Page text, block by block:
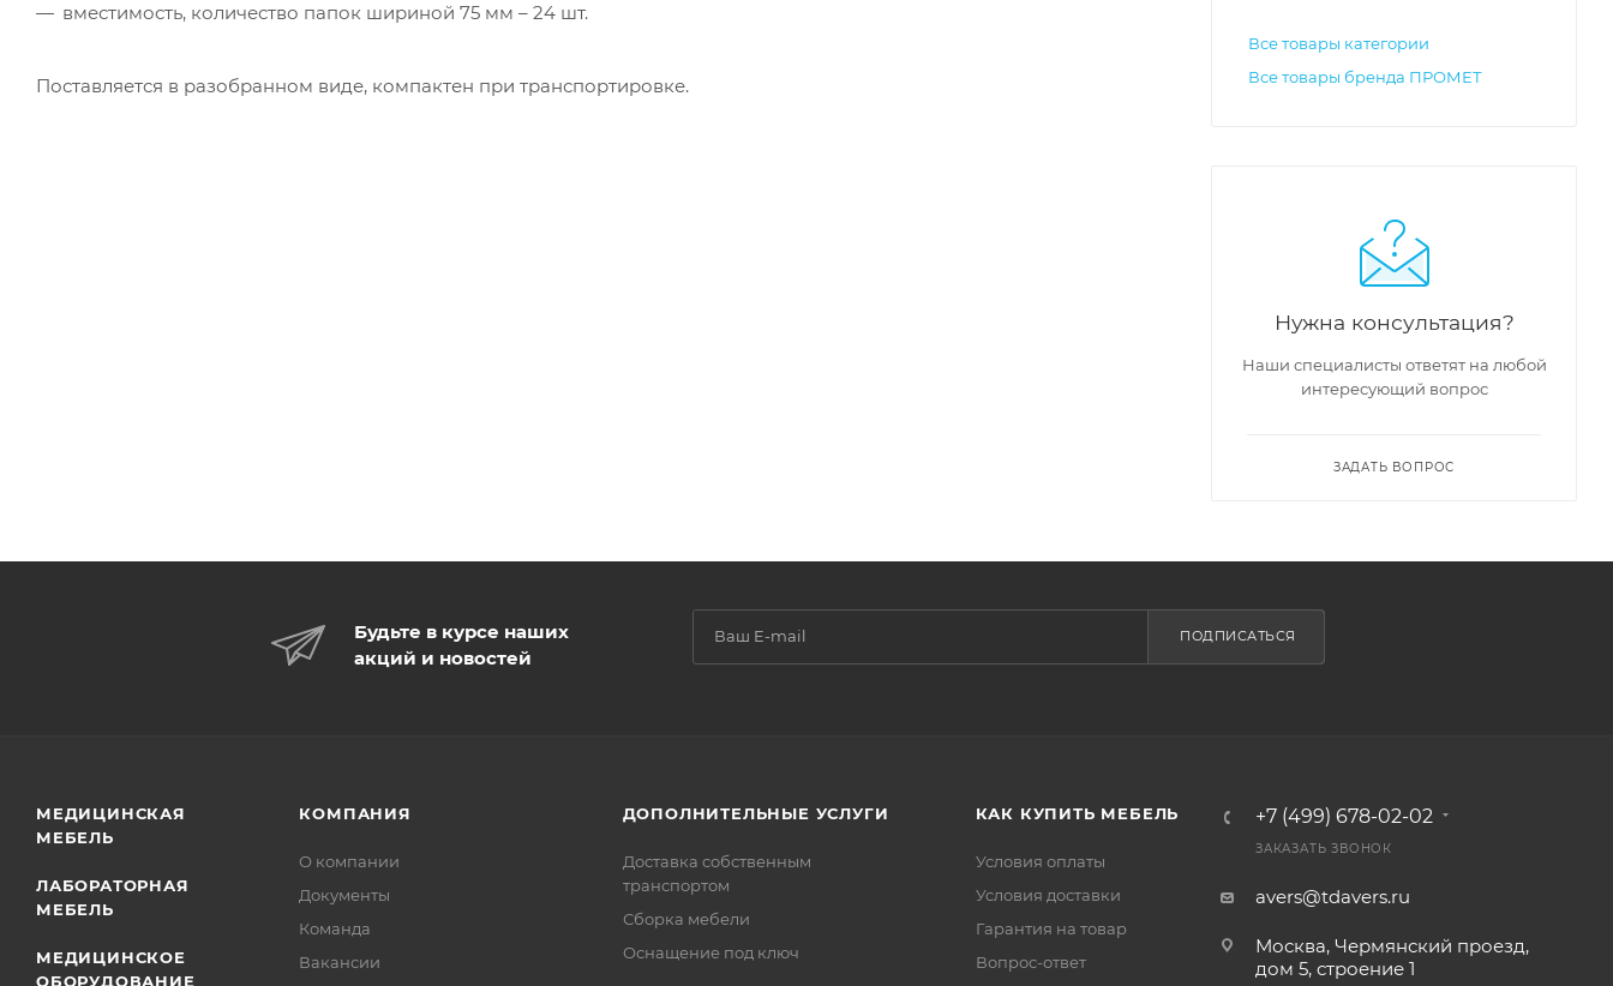
вместимость, количество папок шириной 75 мм – 24 шт.
Поставляется в разобранном виде, компактен при транспортировке.
Все товары категории
Все товары бренда ПРОМЕТ
Нужна консультация?
Наши специалисты ответят на любой
интересующий вопрос
ЗАДАТЬ ВОПРОС
Будьте в курсе наших
акций и новостей
ПОДПИСАТЬСЯ
МЕДИЦИНСКАЯ
МЕБЕЛЬ
ЛАБОРАТОРНАЯ
МЕБЕЛЬ
МЕДИЦИНСКОЕ
ОБОРУДОВАНИЕ
КОМПАНИЯ
О компании
Документы
Команда
Вакансии
ДОПОЛНИТЕЛЬНЫЕ УСЛУГИ
Доставка собственным
транспортом
Сборка мебели
Оснащение под ключ
КАК КУПИТЬ МЕБЕЛЬ
Условия оплаты
Условия доставки
Гарантия на товар
Вопрос-ответ
+7 (499) 678-02-02
ЗАКАЗАТЬ ЗВОНОК
avers@tdavers.ru
Москва, Чермянский проезд,
дом 5, строение 1